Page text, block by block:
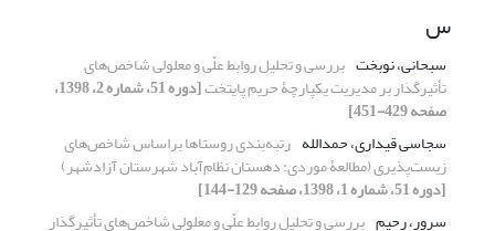
س
سبحانی، نوبخت بررسی و تحلیل روابط علّی و معلولی شاخص‌های
تأثیرگذار بر مدیریت یکپارچۀ حریم پایتخت [دوره 51، شماره 2، 1398،
صفحه 429-451]
سجاسی قیداری، حمدالله رتبه‌بندی روستاها براساس شاخص‌های
زیست‌پذیری (مطالعۀ موردی: دهستان نظام‌آباد شهرستان آزادشهر)
[دوره 51، شماره 1، 1398، صفحه 129-144]
سرور، رحیم بررسی و تحلیل روابط علّی و معلولی شاخص‌های تأثیرگذار